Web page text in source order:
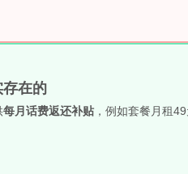
在的
每月话费返还补贴 ，例如套餐月租